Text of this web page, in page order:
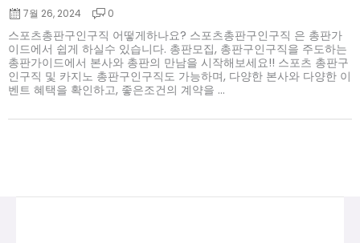
7월 26, 2024 0
스포츠총판구인구직 어떻게하나요? 스포츠총판구인구직 은 총판가
이드에서 쉽게 하실수 있습니다. 총판모집, 총판구인구직을 주도하는
총판가이드에서 본사와 총판의 만남을 시작해보세요!! 스포츠 총판구
인구직 및 카지노 총판구인구직도 가능하며, 다양한 본사와 다양한 이
벤트 혜택을 확인하고, 좋은조건의 계약을 ...